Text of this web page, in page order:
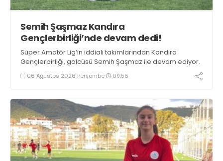
Semih Şaşmaz Kandıra
Gençlerbirliği’nde devam dedi!
Süper Amatör Lig’in iddialı takımlarından Kandıra
Gençlerbirliği, golcüsü Semih Şaşmaz ile devam ediyor.
06 Ağustos 2026 Perşembe 09:56